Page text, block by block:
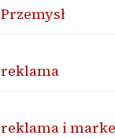
Przemysł
reklama
reklama i